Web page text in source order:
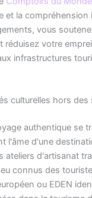
et la compréhension
vous
réduisez votre
infrastructures
culturelles hors des
authentique se
l'âme d'une
ateliers d'artisanat
connus des
ou EDEN